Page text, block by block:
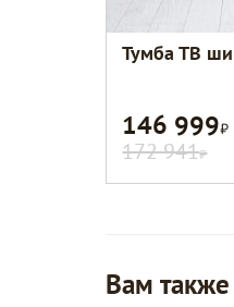
Тумба ТВ
146 999Р
172 941Р
Вам